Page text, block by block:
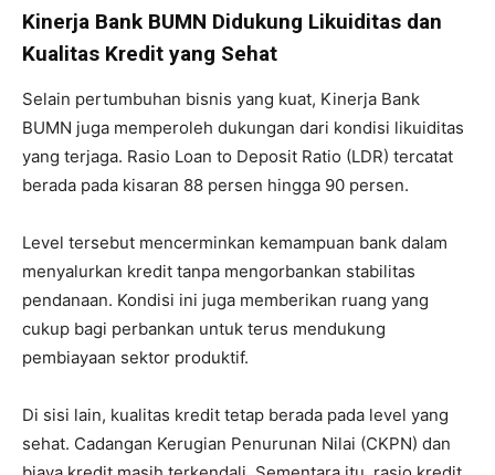
Kinerja Bank BUMN Didukung Likuiditas dan
Kualitas Kredit yang Sehat
Selain pertumbuhan bisnis yang kuat, Kinerja Bank
BUMN juga memperoleh dukungan dari kondisi likuiditas
yang terjaga. Rasio Loan to Deposit Ratio (LDR) tercatat
berada pada kisaran 88 persen hingga 90 persen.
Level tersebut mencerminkan kemampuan bank dalam
menyalurkan kredit tanpa mengorbankan stabilitas
pendanaan. Kondisi ini juga memberikan ruang yang
cukup bagi perbankan untuk terus mendukung
pembiayaan sektor produktif.
Di sisi lain, kualitas kredit tetap berada pada level yang
sehat. Cadangan Kerugian Penurunan Nilai (CKPN) dan